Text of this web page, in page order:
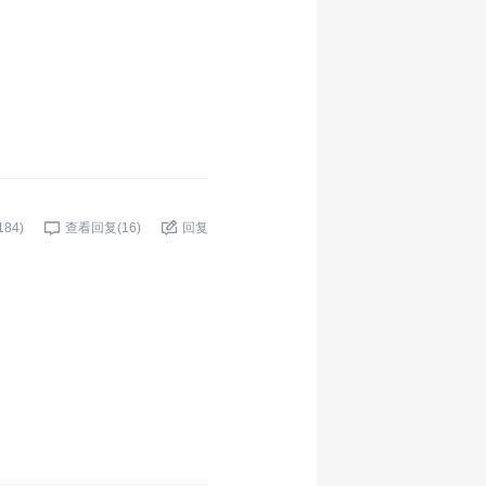
) 查看回复(16) 回复